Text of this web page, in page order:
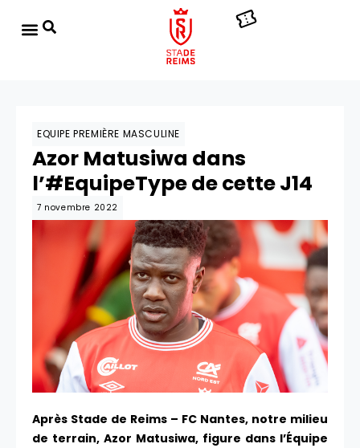
EQUIPE PREMIÈRE MASCULINE
Azor Matusiwa dans
l’#EquipeType de cette J14
7 novembre 2022
Après Stade de Reims – FC Nantes, notre milieu
de terrain, Azor Matusiwa, figure dans l’Équipe